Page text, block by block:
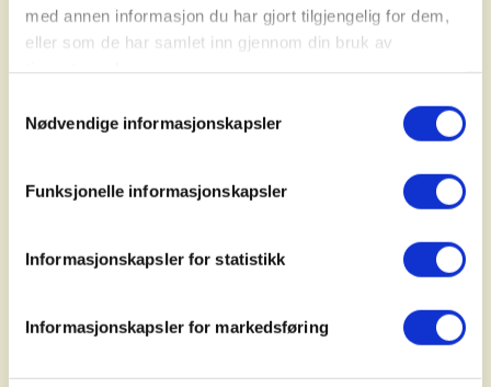
med annen informasjon du har gjort tilgjengelig for dem,
eller som de har samlet inn gjennom din bruk av
Nødvendige informasjonskapsler
Funksjonelle informasjonskapsler
Informasjonskapsler for statistikk
Informasjonskapsler for markedsføring
Nasjonale markeringsdager
Uka byr på ulike aktiviteter etter hva lokale lag og
foreninger tilbyr der du bor. I tillegg er det noen
landet. Uka sparkes i gang lørdag 31. august med
«Natt i Naturen», hvor hele Norge inviteres til å
Friluftslivets uke på Sognsvann i Oslo, ved klima- og
miljøminister Andreas Bjelland Eriksen. I tillegg er